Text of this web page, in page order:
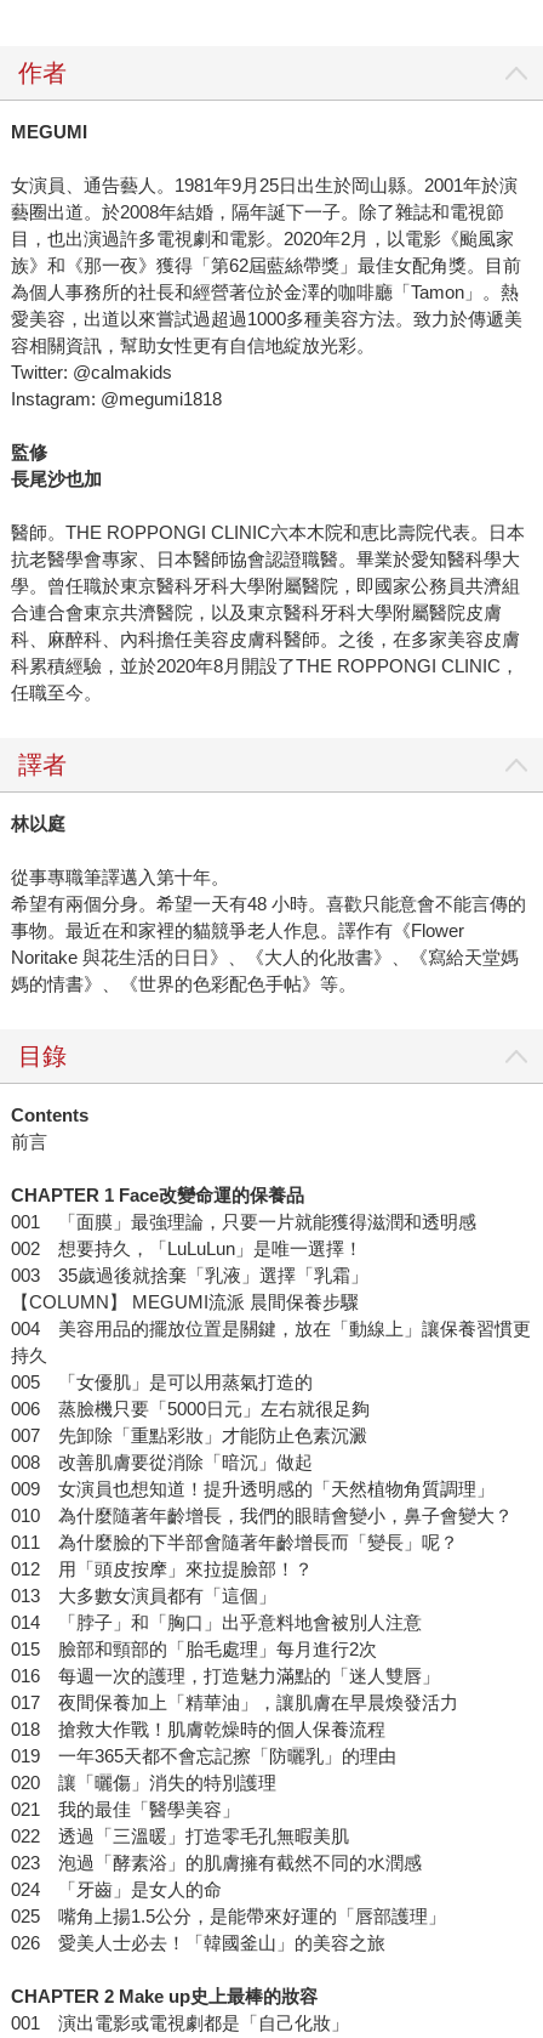
作者
MEGUMI
女演員、通告藝人。1981年9月25日出生於岡山縣。2001年於演
藝圈出道。於2008年結婚，隔年誕下一子。除了雜誌和電視節
目，也出演過許多電視劇和電影。2020年2月，以電影《颱風家
族》和《那一夜》獲得「第62屆藍絲帶獎」最佳女配角獎。目前
為個人事務所的社長和經營著位於金澤的咖啡廳「Tamon」。熱
愛美容，出道以來嘗試過超過1000多種美容方法。致力於傳遞美
容相關資訊，幫助女性更有自信地綻放光彩。
Twitter: @calmakids
Instagram: @megumi1818
監修
長尾沙也加
醫師。THE ROPPONGI CLINIC六本木院和恵比壽院代表。日本
抗老醫學會專家、日本醫師協會認證職醫。畢業於愛知醫科學大
學。曾任職於東京醫科牙科大學附屬醫院，即國家公務員共濟組
合連合會東京共濟醫院，以及東京醫科牙科大學附屬醫院皮膚
科、麻醉科、內科擔任美容皮膚科醫師。之後，在多家美容皮膚
科累積經驗，並於2020年8月開設了THE ROPPONGI CLINIC，
任職至今。
譯者
林以庭
從事專職筆譯邁入第十年。
希望有兩個分身。希望一天有48 小時。喜歡只能意會不能言傳的
事物。最近在和家裡的貓競爭老人作息。譯作有《Flower
Noritake 與花生活的日日》、《大人的化妝書》、《寫給天堂媽
媽的情書》、《世界的色彩配色手帖》等。
目錄
Contents
前言
CHAPTER 1 Face改變命運的保養品
001 「面膜」最強理論，只要一片就能獲得滋潤和透明感
002 想要持久，「LuLuLun」是唯一選擇！
003 35歲過後就捨棄「乳液」選擇「乳霜」
【COLUMN】 MEGUMI流派 晨間保養步驟
004 美容用品的擺放位置是關鍵，放在「動線上」讓保養習慣更
持久
005 「女優肌」是可以用蒸氣打造的
006 蒸臉機只要「5000日元」左右就很足夠
007 先卸除「重點彩妝」才能防止色素沉澱
008 改善肌膚要從消除「暗沉」做起
009 女演員也想知道！提升透明感的「天然植物角質調理」
010 為什麼隨著年齡增長，我們的眼睛會變小，鼻子會變大？
011 為什麼臉的下半部會隨著年齡增長而「變長」呢？
012 用「頭皮按摩」來拉提臉部！？
013 大多數女演員都有「這個」
014 「脖子」和「胸口」出乎意料地會被別人注意
015 臉部和頸部的「胎毛處理」每月進行2次
016 每週一次的護理，打造魅力滿點的「迷人雙唇」
017 夜間保養加上「精華油」，讓肌膚在早晨煥發活力
018 搶救大作戰！肌膚乾燥時的個人保養流程
019 一年365天都不會忘記擦「防曬乳」的理由
020 讓「曬傷」消失的特別護理
021 我的最佳「醫學美容」
022 透過「三溫暖」打造零毛孔無暇美肌
023 泡過「酵素浴」的肌膚擁有截然不同的水潤感
024 「牙齒」是女人的命
025 嘴角上揚1.5公分，是能帶來好運的「唇部護理」
026 愛美人士必去！「韓國釜山」的美容之旅
CHAPTER 2 Make up史上最棒的妝容
001 演出電影或電視劇都是「自己化妝」